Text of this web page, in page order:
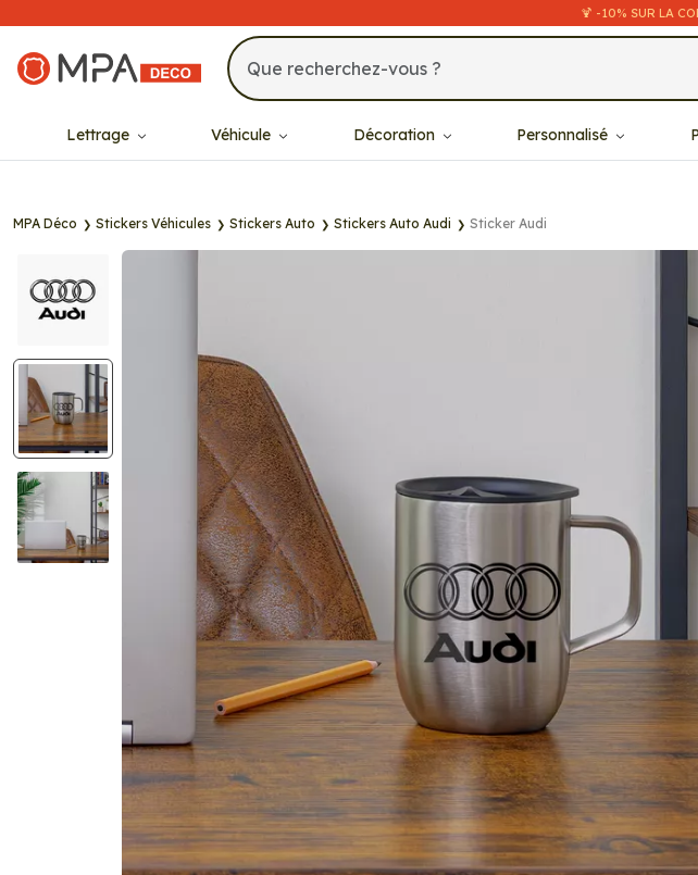
🍹 -10% SUR LA
MPA Déco
Lettrage Véhicule Décoration Personnalisé
MPA Déco Stickers Véhicules Stickers Auto Stickers Auto Audi Sticker Audi